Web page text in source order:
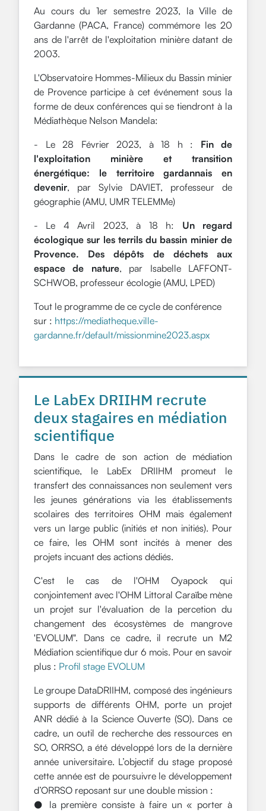
Au cours du 1er semestre 2023, la Ville de
Gardanne (PACA, France) commémore les 20
ans de l'arrêt de l'exploitation minière datant de
2003.
L'Observatoire Hommes-Milieux du Bassin minier
de Provence participe à cet événement sous la
forme de deux conférences qui se tiendront à la
Médiathèque Nelson Mandela:
- Le 28 Février 2023, à 18 h : Fin de
l'exploitation minière et transition
énergétique: le territoire gardannais en
devenir, par Sylvie DAVIET, professeur de
géographie (AMU, UMR TELEMMe)
- Le 4 Avril 2023, à 18 h: Un regard
écologique sur les terrils du bassin minier de
Provence. Des dépôts de déchets aux
espace de nature, par Isabelle LAFFONT-
SCHWOB, professeur écologie (AMU, LPED)
Tout le programme de ce cycle de conférence
sur : https://mediatheque.ville-
gardanne.fr/default/missionmine2023.aspx
Le LabEx DRIIHM recrute
deux stagaires en médiation
scientifique
Dans le cadre de son action de médiation
scientifique, le LabEx DRIIHM promeut le
transfert des connaissances non seulement vers
les jeunes générations via les établissements
scolaires des territoires OHM mais également
vers un large public (initiés et non initiés). Pour
ce faire, les OHM sont incités à mener des
projets incuant des actions dédiés.
C'est le cas de l'OHM Oyapock qui
conjointement avec l'OHM Littoral Caraïbe mène
un projet sur l'évaluation de la percetion du
changement des écosystèmes de mangrove
'EVOLUM". Dans ce cadre, il recrute un M2
Médiation scientifique dur 6 mois. Pour en savoir
plus : Profil stage EVOLUM
Le groupe DataDRIIHM, composé des ingénieurs
supports de différents OHM, porte un projet
ANR dédié à la Science Ouverte (SO). Dans ce
cadre, un outil de recherche des ressources en
SO, ORRSO, a été développé lors de la dernière
année universitaire. L’objectif du stage proposé
cette année est de poursuivre le développement
d’ORRSO reposant sur une double mission :
● la première consiste à faire un « porter à